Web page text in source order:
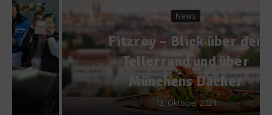
News
Fitzroy – Blick über den
Tellerrand und über
Münchens Dächer
13. Oktober 2021